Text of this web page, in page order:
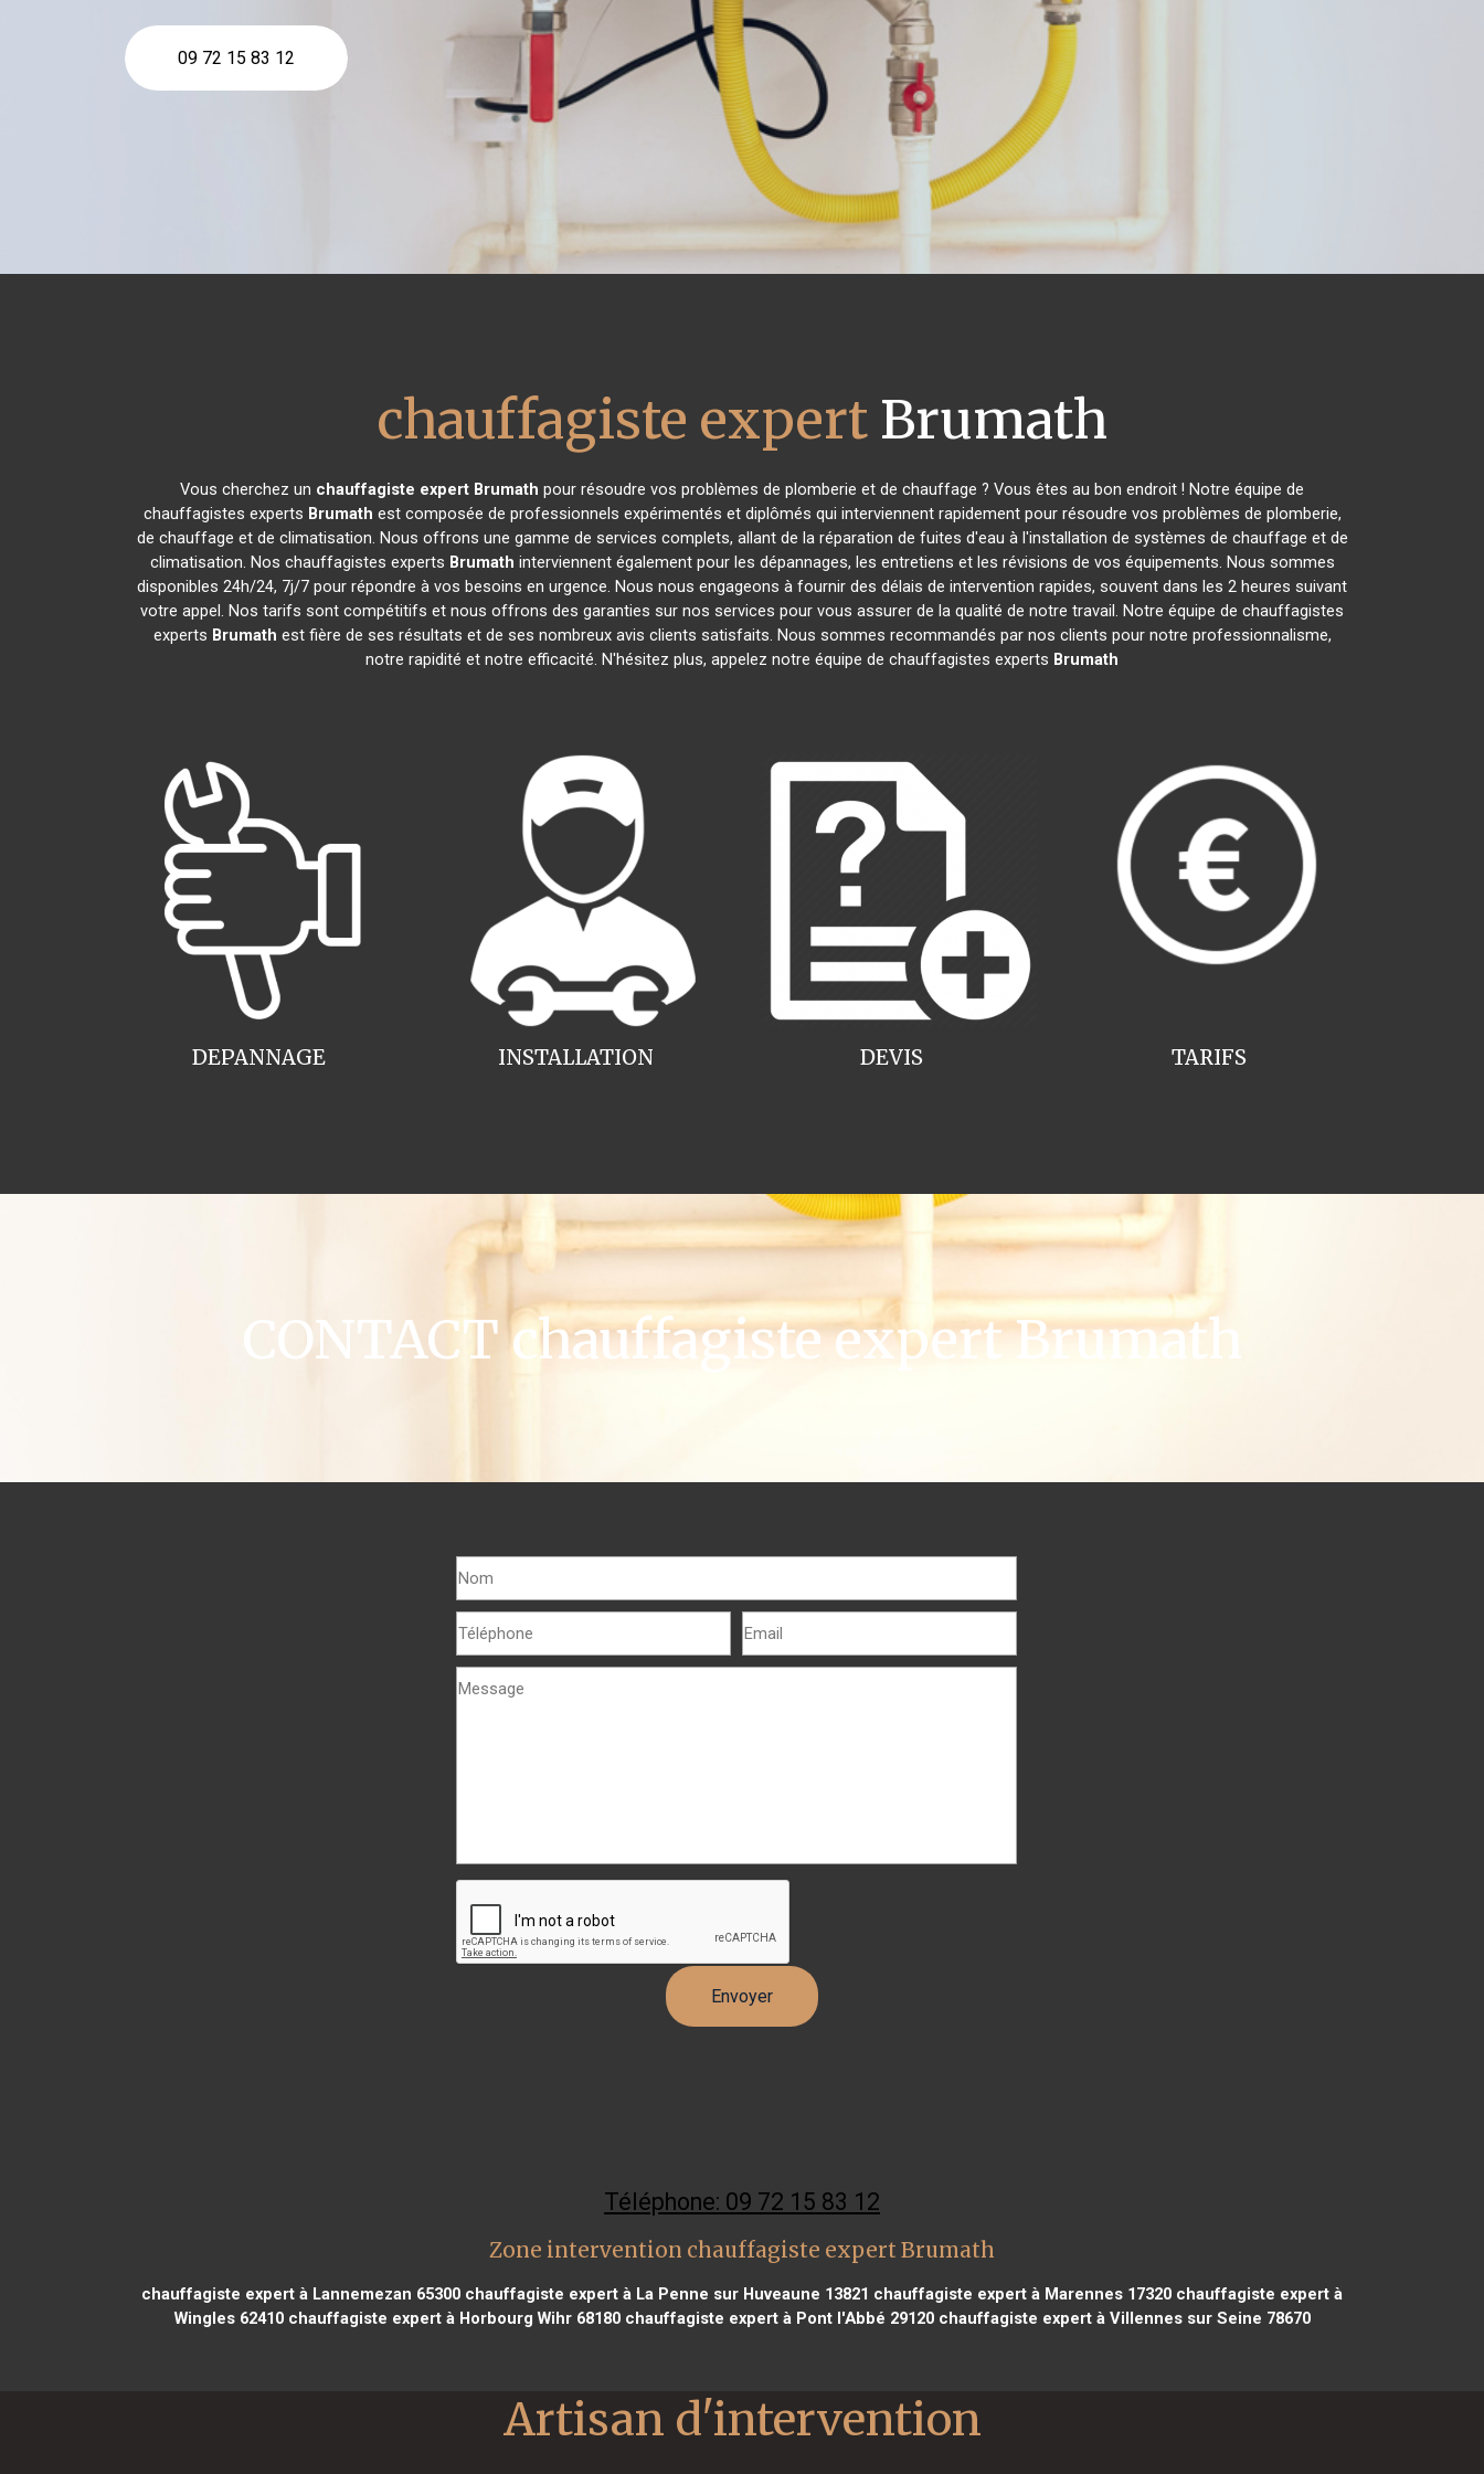
09 72 15 83 12
chauffagiste expert Brumath
Vous cherchez un chauffagiste expert Brumath pour résoudre vos problèmes de plomberie et de chauffage ? Vous êtes au bon endroit ! Notre équipe de
chauffagistes experts Brumath est composée de professionnels expérimentés et diplômés qui interviennent rapidement pour résoudre vos problèmes de plomberie,
de chauffage et de climatisation. Nous offrons une gamme de services complets, allant de la réparation de fuites d'eau à l'installation de systèmes de chauffage et de
climatisation. Nos chauffagistes experts Brumath interviennent également pour les dépannages, les entretiens et les révisions de vos équipements. Nous sommes
disponibles 24h/24, 7j/7 pour répondre à vos besoins en urgence. Nous nous engageons à fournir des délais de intervention rapides, souvent dans les 2 heures suivant
votre appel. Nos tarifs sont compétitifs et nous offrons des garanties sur nos services pour vous assurer de la qualité de notre travail. Notre équipe de chauffagistes
experts Brumath est fière de ses résultats et de ses nombreux avis clients satisfaits. Nous sommes recommandés par nos clients pour notre professionnalisme,
notre rapidité et notre efficacité. N'hésitez plus, appelez notre équipe de chauffagistes experts Brumath
INSTALLATION
DEPANNAGE TARIFS
DEVIS
CONTACT chauffagiste expert Brumath
Téléphone: 09 72 15 83 12
Zone intervention chauffagiste expert Brumath
chauffagiste expert à Lannemezan 65300 chauffagiste expert à La Penne sur Huveaune 13821 chauffagiste expert à Marennes 17320 chauffagiste expert à
Wingles 62410chauffagiste expert à Horbourg Wihr 68180chauffagiste expert à Pont l'Abbé 29120chauffagiste expert à Villennes sur Seine 78670
Artisan d'intervention